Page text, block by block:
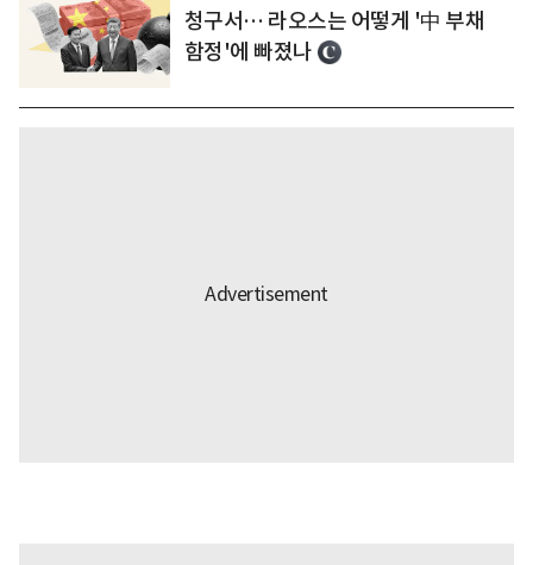
청구서… 라오스는 어떻게 '中 부채
함정'에 빠졌나